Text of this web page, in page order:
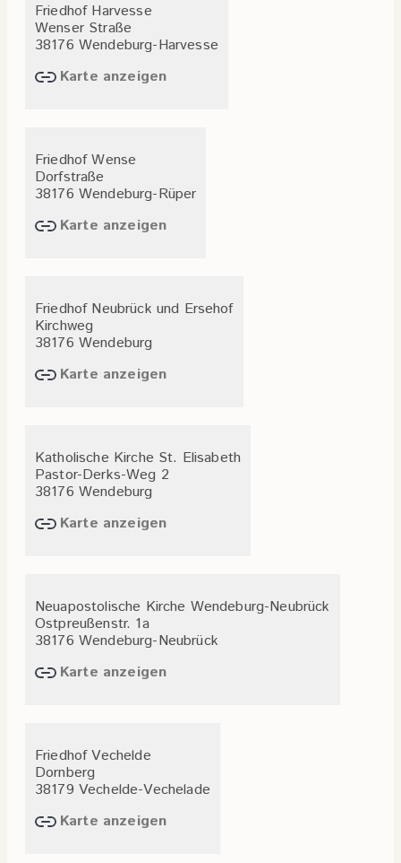
Friedhof Harvesse
Wenser Straße
38176 Wendeburg-Harvesse
Karte anzeigen
Friedhof Wense
Dorfstraße
38176 Wendeburg-Rüper
Karte anzeigen
Friedhof Neubrück und Ersehof
Kirchweg
38176 Wendeburg
Karte anzeigen
Katholische Kirche St. Elisabeth
Pastor-Derks-Weg 2
38176 Wendeburg
Karte anzeigen
Neuapostolische Kirche Wendeburg-Neubrück
Ostpreußenstr. 1a
38176 Wendeburg-Neubrück
Karte anzeigen
Friedhof Vechelde
Dornberg
38179 Vechelde-Vechelade
Karte anzeigen